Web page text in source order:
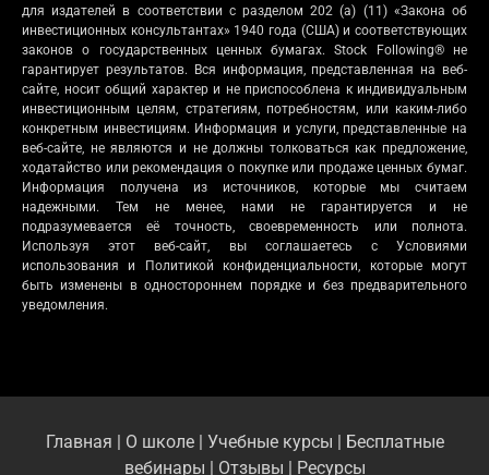
для издателей в соответствии с разделом 202 (a) (11) «Закона об
инвестиционных консультантах» 1940 года (США) и соответствующих
законов о государственных ценных бумагах. Stock Following® не
гарантирует результатов. Вся информация, представленная на веб-
сайте, носит общий характер и не приспособлена к индивидуальным
инвестиционным целям, стратегиям, потребностям, или каким-либо
конкретным инвестициям. Информация и услуги, представленные на
веб-сайте, не являются и не должны толковаться как предложение,
ходатайство или рекомендация о покупке или продаже ценных бумаг.
Информация получена из источников, которые мы считаем
надежными. Тем не менее, нами не гарантируется и не
подразумевается её точность, своевременность или полнота.
Используя этот веб-сайт, вы соглашаетесь с Условиями
использования и Политикой конфиденциальности, которые могут
быть изменены в одностороннем порядке и без предварительного
уведомления.
Главная | О школе| Учебные курсы | Бесплатные
вебинары | Отзывы | Ресурсы